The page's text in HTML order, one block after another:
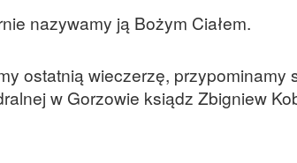
nazywamy ją Bożym Ciałem.
ostatnią wieczerzę, przypominamy
w Gorzowie ksiądz Zbigniew